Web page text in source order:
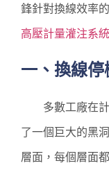
鋒針對換線效率
高壓計量灌注系統
一、換線
多數工廠在計
了一個巨大的黑洞
層面，每個層面